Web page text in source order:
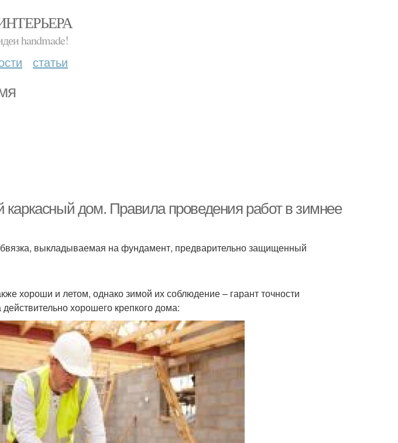
handmade!
статьи
дом. Правила проведения работ в зимнее
выкладываемая на фундамент, предварительно защищенный
хороши и летом, однако зимой их соблюдение – гарант точности
хорошего крепкого дома: